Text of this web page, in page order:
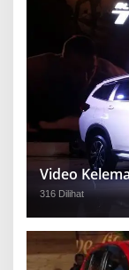
Video
316 Dilihat